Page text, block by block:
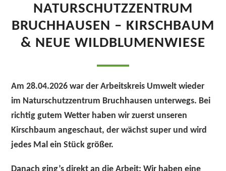
NATURSCHUTZZENTRUM
BRUCHHAUSEN – KIRSCHBAUM
& NEUE WILDBLUMENWIESE
Am 28.04.2026 war der Arbeitskreis Umwelt wieder
im Naturschutzzentrum Bruchhausen unterwegs. Bei
richtig gutem Wetter haben wir zuerst unseren
Kirschbaum angeschaut, der wächst super und wird
jedes Mal ein Stück größer.
Danach ging’s direkt an die Arbeit: Wir haben eine